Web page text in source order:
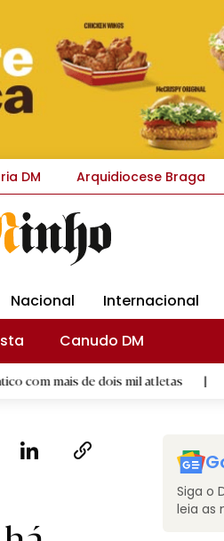
DM Arquidiocese Braga
Nacional
Internacional
Canudo DM
dois mil atletas | B.Alteração
Siga o
leia as